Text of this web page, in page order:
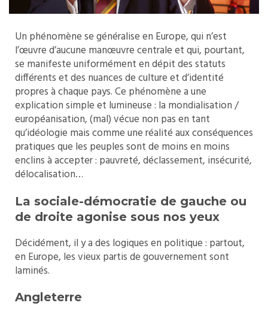
Un phénomène se généralise en Europe, qui n’est
l’œuvre d’aucune manœuvre centrale et qui, pourtant,
se manifeste uniformément en dépit des statuts
différents et des nuances de culture et d’identité
propres à chaque pays. Ce phénomène a une
explication simple et lumineuse : la mondialisation /
européanisation, (mal) vécue non pas en tant
qu’idéologie mais comme une réalité aux conséquences
pratiques que les peuples sont de moins en moins
enclins à accepter : pauvreté, déclassement, insécurité,
délocalisation…
La sociale-démocratie de gauche ou
de droite agonise sous nos yeux
Décidément, il y a des logiques en politique : partout,
en Europe, les vieux partis de gouvernement sont
laminés.
Angleterre